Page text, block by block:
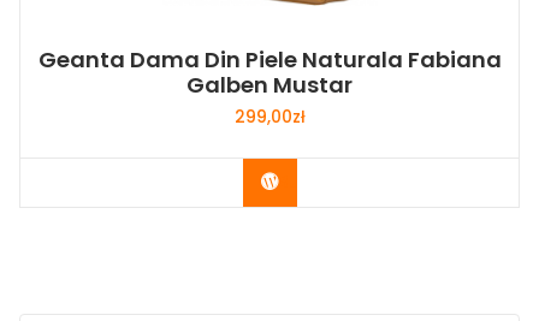
Geanta Dama Din Piele Naturala Fabiana
Galben Mustar
299,00zł
Buy Now